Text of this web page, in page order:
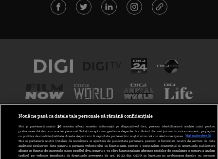
Nouă ne pasă ca datele tale personale să rămână confidențiale
Noi și partenerii noștri 30stocăm și/sau accesăm informații pe dispozitivul dvs., precum identificatorii cookie unici pentru
prelucrarea datelor cu caracter personal. Puteți accepta sau gestiona alegerile dvs. făcând clic mai jos sau în orice moment, pe pagina
cu politica de confidențialitate. Aceste alegeri vor fi raportate partenerilor noștri și nu vă vor afecta navigarea.
Mai multe detalii
Noi si partenerii nostri (retelele de socializare si agentiile de publicitate partenere, precum si furnizorii nostri de servicii de date
analitice) prelucram date pentru a permite website-ului sa functioneze, pentru a personaliza continutul si anunturile publicitare
afisate in functie de interesele si/sau profilul dvs., pentru a va oferi functionalitati aferente retelelor de socializare si pentru a analiza
traficul pe website. Beneficiati de drepturile prevazute de art. 15-22 din GDPR in legatura cu prelucrarea datelor cu caracter